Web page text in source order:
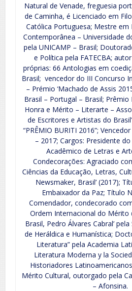
Natural de Venade, freguesia
de Caminha, é Licenciado em
Católica Portuguesa; Mestre
Contemporânea – Universidade
pela UNICAMP – Brasil;
e Política pela FATECBA;
próprias: 66 Antologias em
Brasil; vencedor do III Concurso
– Prémio ‘Machado de Assis
Brasil – Portugal – Brasil; Prêmio
Honra e Mérito – Literarte –
de Escritores e Artistas do
“PRÊMIO BURITI 2016”;
– 2017; Cargos: Presidente
Acadêmico de Letras e
Condecorações: Agraciado
Ciências da Educação, Letras,
Newsmaker, Brasil’ (2017);
Embaixador da Paz; Título
Comendador, condecorado
Ordem Internacional do Mérito
Brasil, Pedro Álvares Cabral’
de Heráldica e Humanística;
Literatura” pela Academia
Literatura Moderna y la
Historiadores
Mérito Cultural, outorgado pela
– Afonsina.